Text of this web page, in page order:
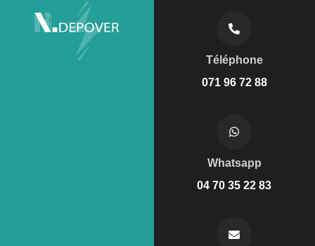
Téléphone
071 96 72 88
Whatsapp
04 70 35 22 83